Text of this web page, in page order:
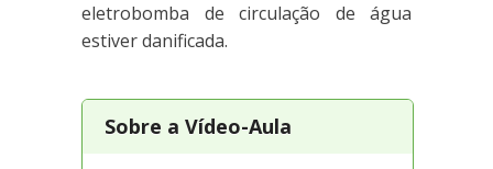
eletrobomba de circulação de água
estiver danificada.
Sobre a Vídeo-Aula